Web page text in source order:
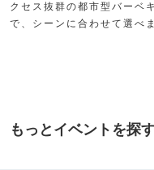
クセス抜群の都市型バーベ
で、シーンに合わせて選べま
もっとイベントを探